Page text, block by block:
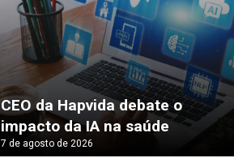
CEO da Hapvida debate o
impacto da IA na saúde
7 de agosto de 2026